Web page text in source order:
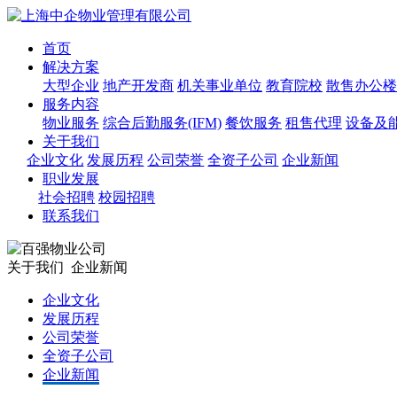
首页
解决方案
大型企业 地产开发商 机关事业单位 教育院校 散售办公楼
服务内容
物业服务 综合后勤服务(IFM) 餐饮服务 租售代理 设备及
关于我们
企业文化 发展历程 公司荣誉 全资子公司 企业新闻
职业发展
社会招聘 校园招聘
联系我们
关于我们 企业新闻
企业文化
发展历程
公司荣誉
全资子公司
企业新闻